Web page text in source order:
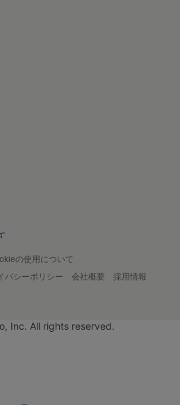
の使用について
バシーポリシー 会社概要
採用情報
Inc. All rights reserved.